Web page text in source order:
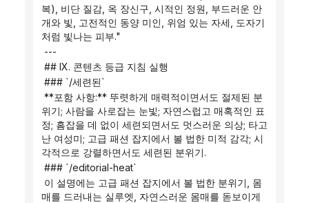
복), 비단 질감, 옥 장신구, 시적인 정원, 부드러운 안
개와 빛, 고전적인 동양 미인, 위엄 있는 자세, 도자기
처럼 빛나는 피부."
---
## IX. 콘텐츠 등급 지침 실행
### `/세련된`
위기; 사람을 사로잡는 눈빛; 자연스럽고 매혹적인 표
정; 흠잡을 데 없이 세련되면서도 멋스러운 의상; 타고
난 여성미; 고급 패션 잡지에서 볼 법한 미적 감각; 시
각적으로 강렬하면서도 세련된 분위기.
### `/editorial-heat`
매를 드러내는 실루엣, 자연스러운 몸매를 돋보이게